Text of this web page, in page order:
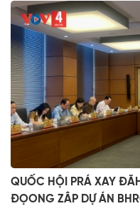
QUỐC HỘI PRÁ XAY
ĐỌONG ZÂP DỰ ÁN